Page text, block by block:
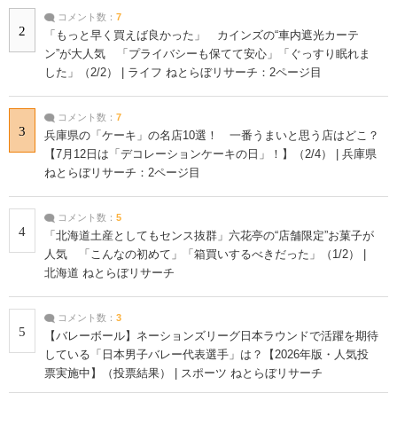
2
コメント数： 7
「もっと早く買えば良かった」 カインズの“車内遮光カーテ
ン”が大人気 「プライバシーも保てて安心」「ぐっすり眠れま
した」（2/2） | ライフ ねとらぼリサーチ：2ページ目
3
コメント数： 7
兵庫県の「ケーキ」の名店10選！ 一番うまいと思う店はどこ？
【7月12日は「デコレーションケーキの日」！】（2/4） | 兵庫県
ねとらぼリサーチ：2ページ目
4
コメント数： 5
「北海道土産としてもセンス抜群」六花亭の“店舗限定”お菓子が
人気 「こんなの初めて」「箱買いするべきだった」（1/2） |
北海道 ねとらぼリサーチ
5
コメント数： 3
【バレーボール】ネーションズリーグ日本ラウンドで活躍を期待
している「日本男子バレー代表選手」は？【2026年版・人気投
票実施中】（投票結果） | スポーツ ねとらぼリサーチ